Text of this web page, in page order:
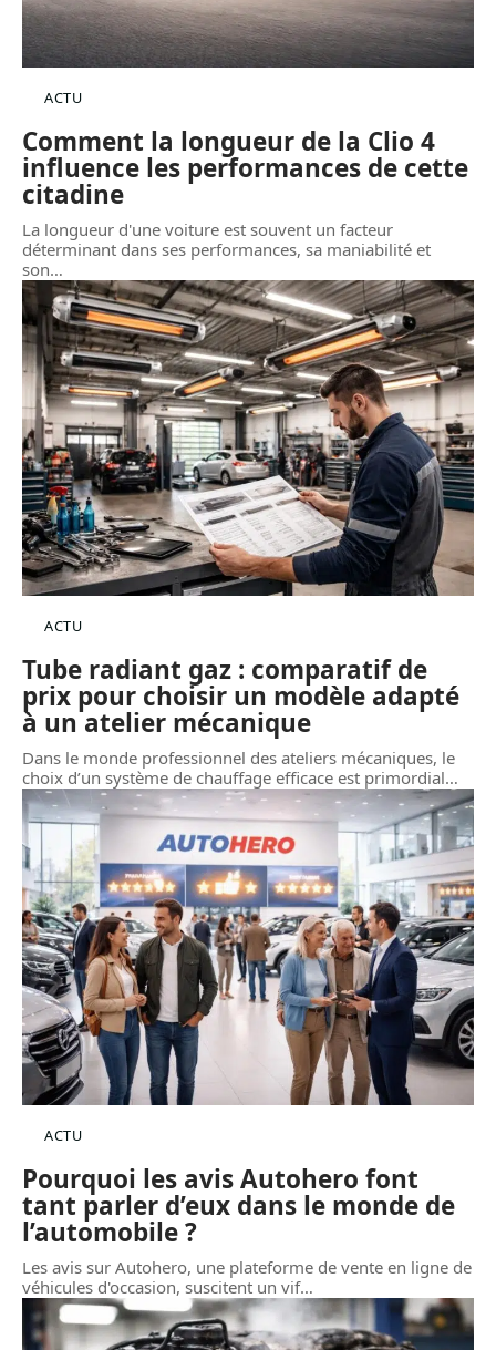
ACTU
Comment la longueur de la Clio 4
influence les performances de cette
citadine
La longueur d'une voiture est souvent un facteur
déterminant dans ses performances, sa maniabilité et
son…
ACTU
Tube radiant gaz : comparatif de
prix pour choisir un modèle adapté
à un atelier mécanique
Dans le monde professionnel des ateliers mécaniques, le
choix d’un système de chauffage efficace est primordial…
ACTU
Pourquoi les avis Autohero font
tant parler d’eux dans le monde de
l’automobile ?
Les avis sur Autohero, une plateforme de vente en ligne de
véhicules d'occasion, suscitent un vif…